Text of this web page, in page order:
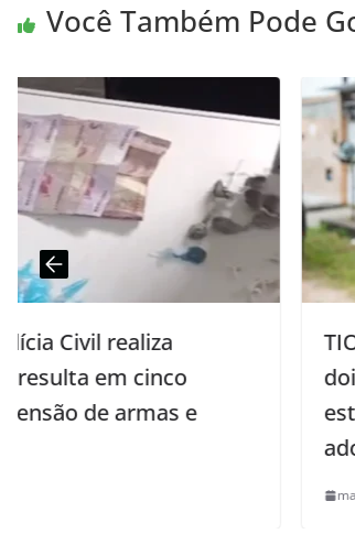
Você Também Pode
TIO E SOBRINHO: Polícia
dois homens condenados
estupro de vulnerável